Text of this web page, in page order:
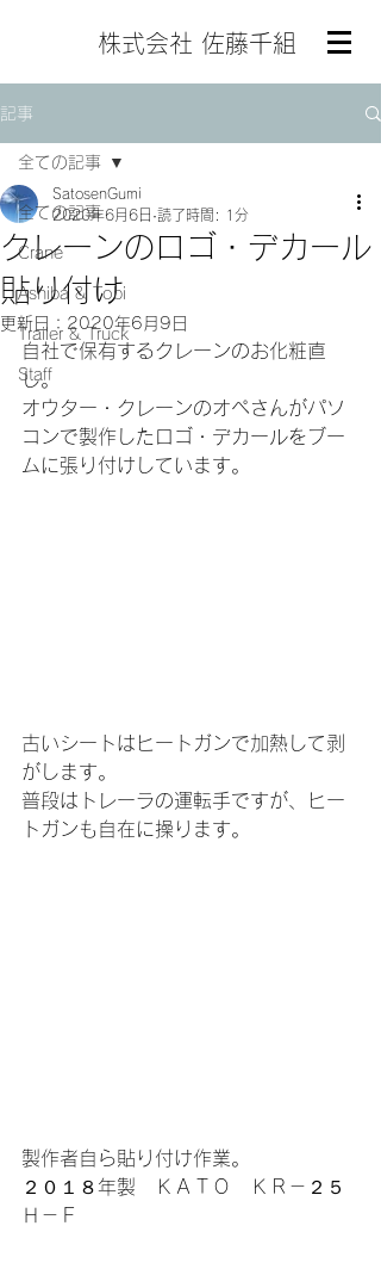
株式会社 佐藤千組
記事
全ての記事
Crane
Ashiba & Tobi
Trailer & Truck
Staff
全ての記事
クレーンのロゴ・デカール
貼り付け
SatosenGumi
2020年6月6日 読了時間: 1分
更新日： 2020年6月9日
自社で保有するクレーンのお化粧直
し。
オウター・クレーンのオペさんがパソ
コンで製作したロゴ・デカールをブー
ムに張り付けしています。
古いシートはヒートガンで加熱して剥
がします。
普段はトレーラの運転手ですが、ヒー
トガンも自在に操ります。
製作者自ら貼り付け作業。
２０１８年製　ＫＡＴＯ　ＫＲ－２５
Ｈ－Ｆ